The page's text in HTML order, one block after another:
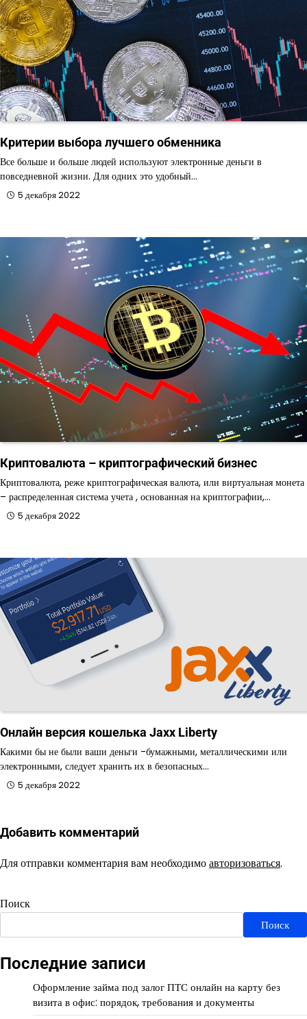
Критерии выбора лучшего обменника
Все больше и больше людей используют электронные деньги в
повседневной жизни. Для одних это удобный…
5 декабря 2022
Криптовалюта – криптографический бизнес
Криптовалюта, реже криптографическая валюта, или виртуальная монета
– распределенная система учета , основанная на криптографии,…
5 декабря 2022
Онлайн версия кошелька Jaxx Liberty
Какими бы не были ваши деньги -бумажными, металлическими или
электронными, следует хранить их в безопасных…
5 декабря 2022
Добавить комментарий
Для отправки комментария вам необходимоавторизоваться.
Поиск
Поиск
Последние записи
Оформление займа под залог ПТС онлайн на карту без
визита в офис: порядок, требования и документы